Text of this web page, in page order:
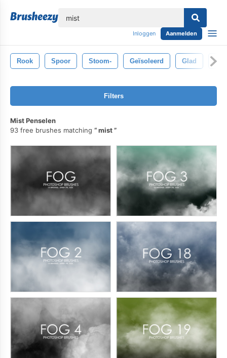
Inloggen Aanmelden
Rook Spoor Stoom- Geïsoleerd Glad
Filters
Mist Penselen
93 free brushes matching
mist